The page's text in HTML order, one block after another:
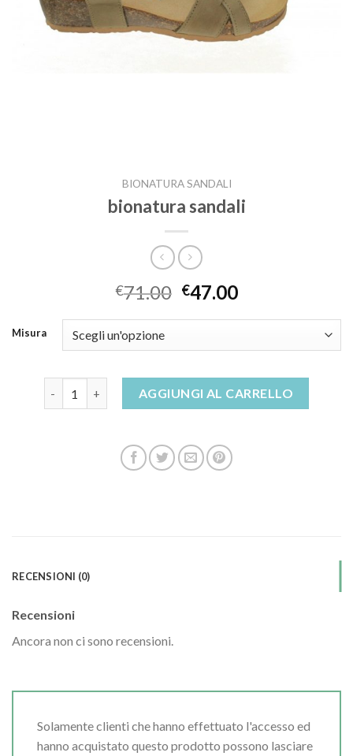
BIONATURA SANDALI
bionatura sandali
€71.00 €47.00
Misura
AGGIUNGI AL CARRELLO
RECENSIONI (0)
Recensioni
Ancora non ci sono recensioni.
Solamente clienti che hanno effettuato l'accesso ed
hanno acquistato questo prodotto possono lasciare